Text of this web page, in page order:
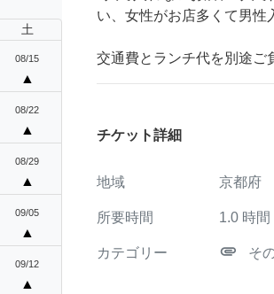
土
08/15
▲
08/22
▲
08/29
▲
09/05
▲
09/12
▲
い、女性がお店多くて男
交通費とランチ代を別途ご
チケット詳細
地域 京都府
所要時間 1.0 時間
カテゴリー attachment そ